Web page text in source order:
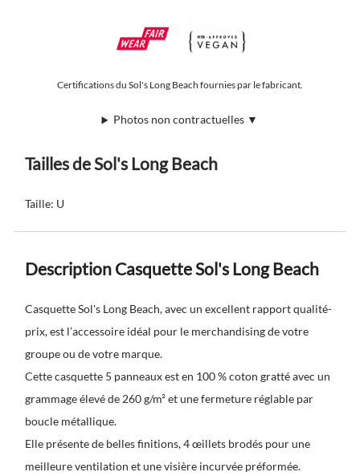
Certifications du Sol's Long Beach fournies par le fabricant.
Photos non contractuelles ▼
Tailles de Sol's Long Beach
Taille: U
Description Casquette Sol's Long Beach
Casquette Sol's Long Beach, avec un excellent rapport qualité-
prix, est l’accessoire idéal pour le merchandising de votre
groupe ou de votre marque.
Cette casquette 5 panneaux est en 100 % coton gratté avec un
grammage élevé de 260 g/m² et une fermeture réglable par
boucle métallique.
Elle présente de belles finitions, 4 œillets brodés pour une
meilleure ventilation et une visière incurvée préformée.